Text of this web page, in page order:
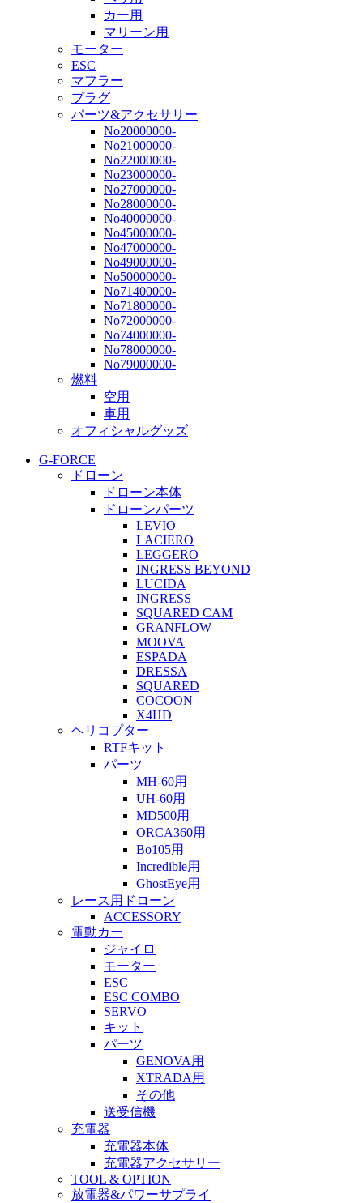
カー用
マリーン用
モーター
ESC
マフラー
プラグ
パーツ&アクセサリー
No20000000-
No21000000-
No22000000-
No23000000-
No27000000-
No28000000-
No40000000-
No45000000-
No47000000-
No49000000-
No50000000-
No71400000-
No71800000-
No72000000-
No74000000-
No78000000-
No79000000-
燃料
空用
車用
オフィシャルグッズ
G-FORCE
ドローン
ドローン本体
ドローンパーツ
LEVIO
LACIERO
LEGGERO
INGRESS BEYOND
LUCIDA
INGRESS
SQUARED CAM
GRANFLOW
MOOVA
ESPADA
DRESSA
SQUARED
COCOON
X4HD
ヘリコプター
RTFキット
パーツ
MH-60用
UH-60用
MD500用
ORCA360用
Bo105用
Incredible用
GhostEye用
レース用ドローン
ACCESSORY
電動カー
ジャイロ
モーター
ESC
ESC COMBO
SERVO
キット
パーツ
GENOVA用
XTRADA用
その他
送受信機
充電器
充電器本体
充電器アクセサリー
TOOL & OPTION
放電器&パワーサプライ